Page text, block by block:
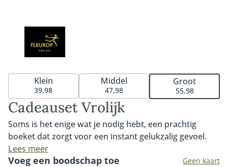
Cadeauset Vrolijk
Soms is het enige wat je nodig hebt, een prachtig
boeket dat zorgt voor een instant gelukzalig gevoel.
Dat is precies wat dit boeket doet. Door de vrolijke
kleuren en de speelse stijl zorgt deze bos bloemen
Lees meer
Klein
39,98
Middel
47,98
Groot
55,98
Voeg een boodschap toe Geen kaart